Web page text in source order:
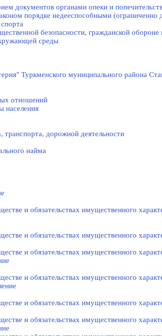
документов органами опеки и
порядке недееспособными (ограниченно
безопасности, гражданской
среды
Туркменского муниципального района
отношений
населения
транспорта, дорожной деятельности
найма
и обязательствах имущественного
и обязательствах имущественного
и обязательствах имущественного
и обязательствах имущественного
и обязательствах имущественного
и обязательствах имущественного